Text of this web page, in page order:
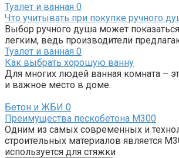
Туалет и ванная 0
Что учитывать при покупке ручного
Выбор ручного душа может
легким, ведь производители
Туалет и ванная 0
Как выбрать хорошую ванну
Для многих людей ванная комната –
и важное место в доме.
Бетон и ЖБИ 0
Преимущества пескобетона М300
Одним из самых современных и
строительных материалов является
используется для стяжки